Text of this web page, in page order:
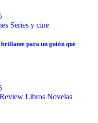
Series y cine
para un guión que
Libros Novelas